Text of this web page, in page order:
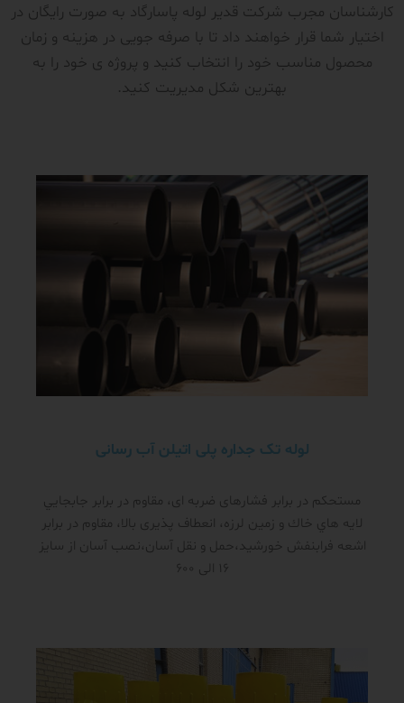
کارشناسان مجرب شرکت قدیر لوله پاسارگاد به صورت رایگان در
اختیار شما قرار خواهند داد تا با صرفه جویی در هزینه و زمان
محصول مناسب خود را انتخاب کنید و پروژه ی خود را به
بهترین شکل مدیریت کنید.
لوله تک جداره پلی اتیلن آب رسانی
مستحکم در برابر فشار‌های ضربه ای، مقاوم در برابر جابجايي
لايه هاي خاك و زمين لرزه، انعطاف پذیری بالا، مقاوم در برابر
اشعه فرابنفش خورشید،حمل و نقل آسان،نصب آسان از سایز
16 الی 600